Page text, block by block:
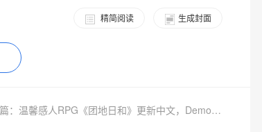
生成封面
精简阅读
下一篇：温馨感人RPG《团地日和》更新中文，Demo免费下载游玩